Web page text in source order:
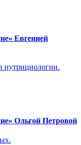
Евгенией
нутрициологии.
Ольгой Петровой